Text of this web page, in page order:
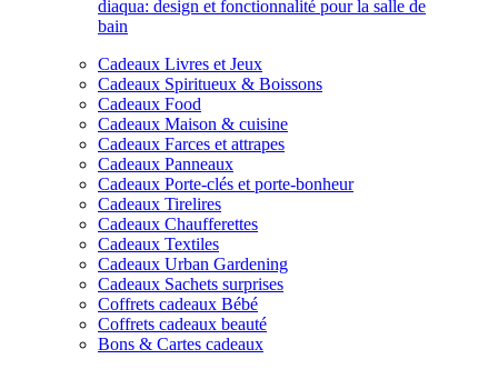
diaqua: design et fonctionnalité pour la salle de
bain
Cadeaux Livres et Jeux
Cadeaux Spiritueux & Boissons
Cadeaux Food
Cadeaux Maison & cuisine
Cadeaux Farces et attrapes
Cadeaux Panneaux
Cadeaux Porte-clés et porte-bonheur
Cadeaux Tirelires
Cadeaux Chaufferettes
Cadeaux Textiles
Cadeaux Urban Gardening
Cadeaux Sachets surprises
Coffrets cadeaux Bébé
Coffrets cadeaux beauté
Bons & Cartes cadeaux